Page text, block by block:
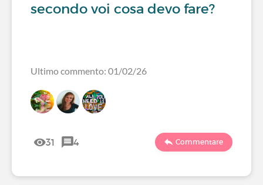
secondo voi cosa devo fare?
Ultimo commento: 01/02/26
31 4 Commentare